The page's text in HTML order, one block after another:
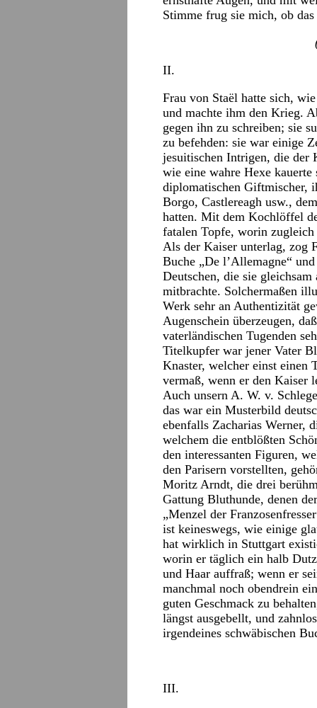
Stimme frug sie mich, ob
II.
Frau von Staël hatte sich,
und machte ihm den Krieg.
gegen ihn zu schreiben; sie
zu befehden: sie war einige
jesuitischen Intrigen, die der
wie eine wahre Hexe
diplomatischen Giftmischer,
Borgo, Castlereagh usw.,
hatten. Mit dem Kochlöffel
fatalen Topfe, worin
Als der Kaiser unterlag, zog
Buche „De l’Allemagne“
Deutschen, die sie
mitbrachte. Solchermaßen
Werk sehr an Authentizität
Augenschein überzeugen,
vaterländischen Tugenden
Titelkupfer war jener Vater
Knaster, welcher einst einen
vermaß, wenn er den Kaiser
Auch unsern A. W. v.
das war ein Musterbild
ebenfalls Zacharias Werner,
welchem die entblößten
den interessanten Figuren,
den Parisern vorstellten,
Moritz Arndt, die drei
Gattung Bluthunde, denen
„Menzel der
ist keineswegs, wie einige
hat wirklich in Stuttgart
worin er täglich ein halb
und Haar auffraß; wenn er
manchmal noch obendrein
guten Geschmack zu
längst ausgebellt, und
irgendeines schwäbischen
III.